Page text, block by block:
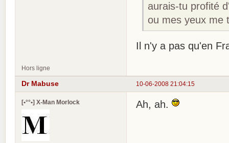
aurais-tu profité
ou mes yeux
Il n'y a pas qu'en
Hors ligne
10-06-2008 21:04:15
Dr Mabuse
[•°°•] X-Man Morlock Ah, ah.